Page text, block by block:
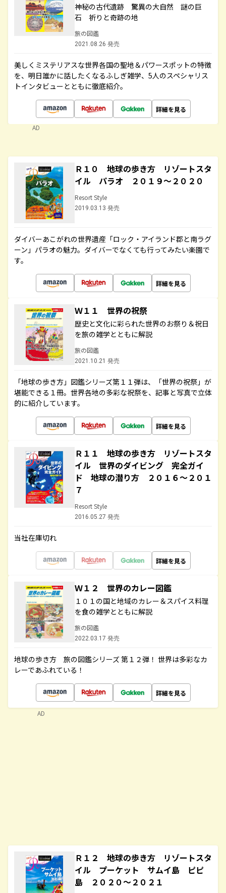
神秘の古代遺跡 驚異の大自然 謎の巨
石 祈りと奇跡の地
旅の図鑑
2021.08.26 発売
美しくミステリアスな世界各国の聖地＆パワースポットの特徴
を、明日誰かに話したくなるふしぎ雑学、5人のスペシャリス
トインタビューとともに徹底紹介。
詳細を見る
AD
Ｒ１０ 地球の歩き方 リゾートスタ
イル パラオ ２０１９～２０２０
Resort Style
2019.03.13 発売
ダイバーあこがれの世界遺産「ロック・アイランド郡と南ラグ
ーン」パラオの魅力。ダイバーでなくても行ってみたい楽園で
す。
詳細を見る
Ｗ１１ 世界の祝祭
歴史と文化に彩られた世界のお祭り＆祝日
を旅の雑学とともに解説
旅の図鑑
2021.10.21 発売
「地球の歩き方」図鑑シリーズ第１１弾は、「世界の祝祭」が
堪能できる１冊。世界各地の多彩な祝祭を、記事と写真で立体
的に紹介しています。
詳細を見る
Ｒ１１ 地球の歩き方 リゾートスタ
イル 世界のダイビング 完全ガイ
ド 地球の潜り方 ２０１６～２０１
７
Resort Style
2016.05.27 発売
当社在庫切れ
詳細を見る
Ｗ１２ 世界のカレー図鑑
１０１の国と地域のカレー＆スパイス料理
を食の雑学とともに解説
旅の図鑑
2022.03.17 発売
地球の歩き方 旅の図鑑シリーズ 第１２弾！ 世界は多彩なカ
レーであふれている！
詳細を見る
Ｒ１２ 地球の歩き方 リゾートスタ
イル プーケット サムイ島 ピピ
島 ２０２０～２０２１
AD